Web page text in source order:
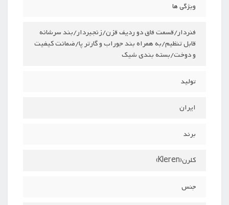
ویژگی ها
فنردار/قسمت فاق دو ردیف قزن/زنجیردار/بند سرشانه
قابل تنظیم/به همراه بند جوراب و گارتر پا/ضمانت کیفیت
و دوخت/بسته بندی شیک
تولید
ایران
برند
کلرن(Kleren)
جنس